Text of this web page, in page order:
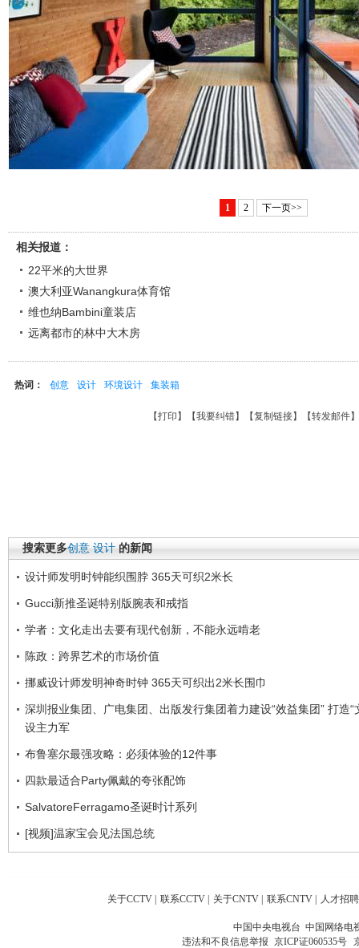
1 2 下一页>>
相关报道：
22平米的大世界
澳大利亚Wanangkura体育馆
维也纳Bambini童装店
远离都市的林中大木房
热词： 创意 设计 环境设计 集装箱
【打印 】【我要纠错】【复制链接】【转发邮件
搜索更多创意 设计 的新闻
设计师发明时钟能织围脖 365天可织2米长
Gucci新推圣诞特别版腕表和戒指
学者：文化走出去要有现代创新，不能永远啃老
陈政：跨界艺术的市场价值
挪威设计师发明神奇时钟 365天可织出2米长围巾
深圳报业集团、广电集团、出版发行集团着力建设“效益集团” 打造“
设主力军
布鲁塞尔最强攻略：必须体验的12件事
四款最适合Party佩戴的夸张配饰
SalvatoreFerragamo圣诞时计系列
[视频]温家宝会见法国总统
关于CCTV 联系CCTV 关于CNTV 联系CNTV 人才招聘
中国中央电视台 中国网络电
违法和不良信息举报 京ICP证060535号